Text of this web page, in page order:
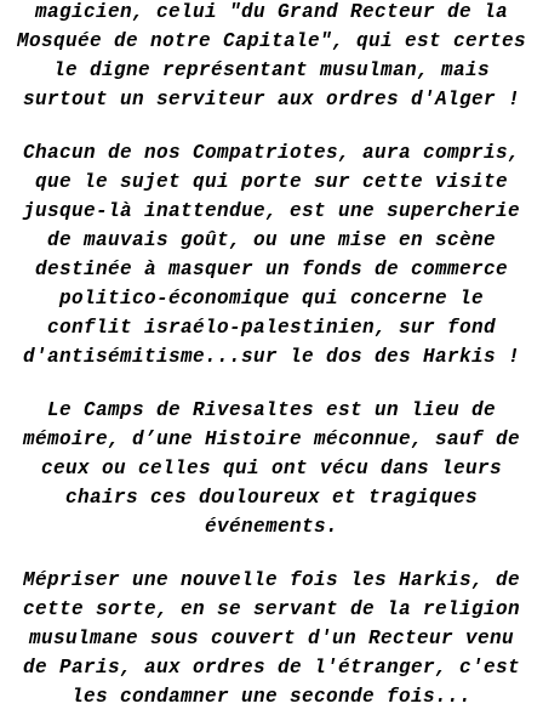
magicien, celui "du Grand Recteur de la
Mosquée de notre Capitale", qui est certes
le digne représentant musulman, mais
surtout un serviteur aux ordres d'Alger !
Chacun de nos Compatriotes, aura compris,
que le sujet qui porte sur cette visite
jusque-là inattendue, est une supercherie
de mauvais goût, ou une mise en scène
destinée à masquer un fonds de commerce
politico-économique qui concerne le
conflit israélo-palestinien, sur fond
d'antisémitisme...sur le dos des Harkis !
Le Camps de Rivesaltes est un lieu de
mémoire, d’une Histoire méconnue, sauf de
ceux ou celles qui ont vécu dans leurs
chairs ces douloureux et tragiques
événements.
Mépriser une nouvelle fois les Harkis, de
cette sorte, en se servant de la religion
musulmane sous couvert d'un Recteur venu
de Paris, aux ordres de l'étranger, c'est
les condamner une seconde fois...